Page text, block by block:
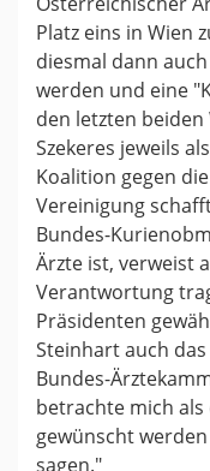
Platz eins in Wien
diesmal dann
werden und eine
den letzten
Szekeres jeweils
Koalition gegen
Vereinigung
Bundes-
Ärzte ist, verweist
Verantwortung
Präsidenten
Steinhart auch
Bundes-
betrachte mich
gewünscht
sagen."